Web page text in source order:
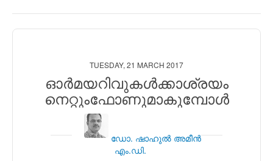
TUESDAY, 21 MARCH 2017
ഓര്‍മയറിവുകള്‍ക്കാശ്രയം
നെറ്റുംഫോണുമാകുമ്പോള്‍
ഡോ. ഷാഹുല്‍ അമീന്‍
എം.ഡി.